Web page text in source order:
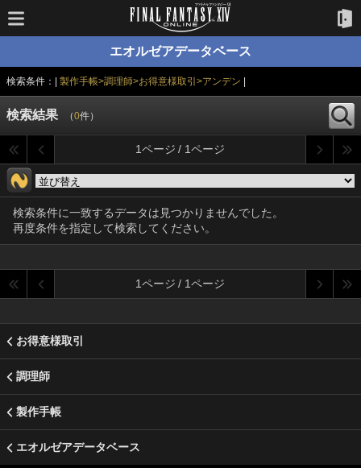
エオルゼアデータベース
検索条件：| 製作手帳>調理師>お得意様取引>アンデン
検索結果 （0件）
1ページ / 1ページ
検索条件に一致するデータは見つかりませんでした。
再度条件を指定して検索してください。
1ページ / 1ページ
お得意様取引
調理師
製作手帳
エオルゼアデータベース